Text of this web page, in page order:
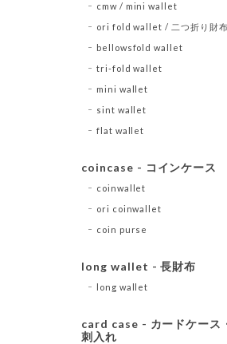
cmw / mini wallet
ori fold wallet / 二つ折り財布
bellowsfold wallet
tri-fold wallet
mini wallet
sint wallet
flat wallet
coincase - コインケース
coinwallet
ori coinwallet
coin purse
long wallet - 長財布
long wallet
card case - カードケース
刺入れ